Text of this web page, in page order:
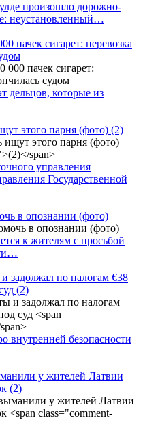
произошло дорожно-
неустановленный…
пачек сигарет: перевозка
дельцов, которые из
этого парня (фото) (2)
управления
Государственной
в опознании (фото)
к жителям с просьбой
задолжал по налогам €38
(2)
внутренней безопасности
у жителей Латвии
(2)